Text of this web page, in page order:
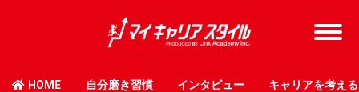
HOME 自分磨き習慣 インタビュー キャリアを考える